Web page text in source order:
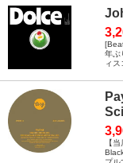
年ぶ
ィス
【